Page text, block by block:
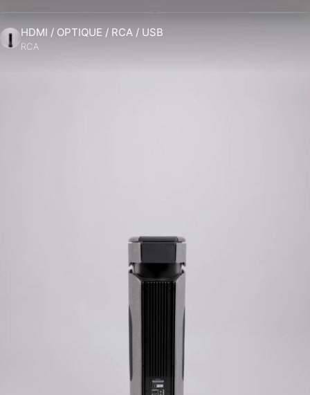
HDMI / OPTIQUE / RCA / USB
RCA